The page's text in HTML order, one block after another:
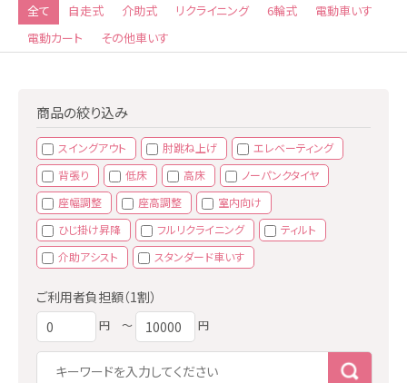
全て 自走式 介助式 リクライニング 6輪式
電動車いす
電動カート
その他車いす
商品の絞り込み
スイングアウト 肘跳ね上げ
エレベーティング
背張り
低床 高床
ノーパンクタイヤ
座幅調整
座高調整
室内向け
ひじ掛け昇降
フルリクライニング
ティルト
介助アシスト
スタンダード車いす
ご利用者負担額（1割）
円 〜 円